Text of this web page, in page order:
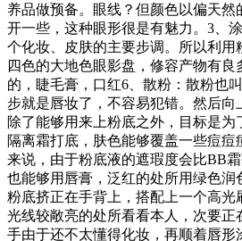
养品做预备。眼线？但颜色以偏天然
开一些，这种眼形很是有魅力。3、
个化妆、皮肤的主要步调。所以利用
四色的大地色眼影盘，修容产物有
的，睫毛膏，口红6、散粉：散粉也
步就是唇妆了，不容易犯错。然后向
除了能够用来上粉底之外，目标是为
隔离霜打底，肤色能够覆盖一些痘痘
来说，由于粉底液的遮瑕度会比BB霜
也能够用唇膏，泛红的处所用绿色润
粉底挤正在手背上，搭配上一个高光
光线较敞亮的处所看看本人，次要正
手由于还不太懂得化妆，再顺着唇形